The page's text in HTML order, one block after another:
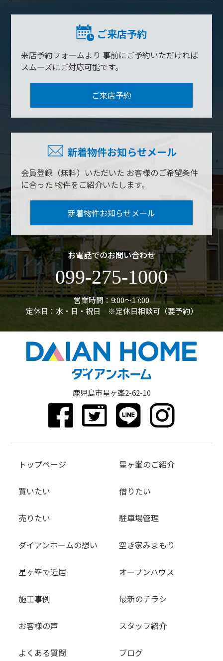
ご来店予約
来店予約フォームより 事前にご予約いただければ
スムーズにご対応可能です。
ご来店予約
新着物件お知らせメール
会員登録（無料）いただいた お客様のご希望条件
に合った 物件をご紹介いたします。
新着物件お知らせメール
お電話でのお問い合わせ
099-275-1000
営業時間：9:00〜17:00
定休日：水・日・祝日 ※定休日相談可（要予約）
鹿児島市星ヶ峯2-62-10
トップページ 星ヶ峯のご紹介
買いたい 借りたい
売りたい 駐車場管理
ダイアンホームの想い 空き家みまもり
星ヶ峯で近居 オープンハウス
施工事例 最新のチラシ
お客様の声 スタッフ紹介
よくある質問 ブログ